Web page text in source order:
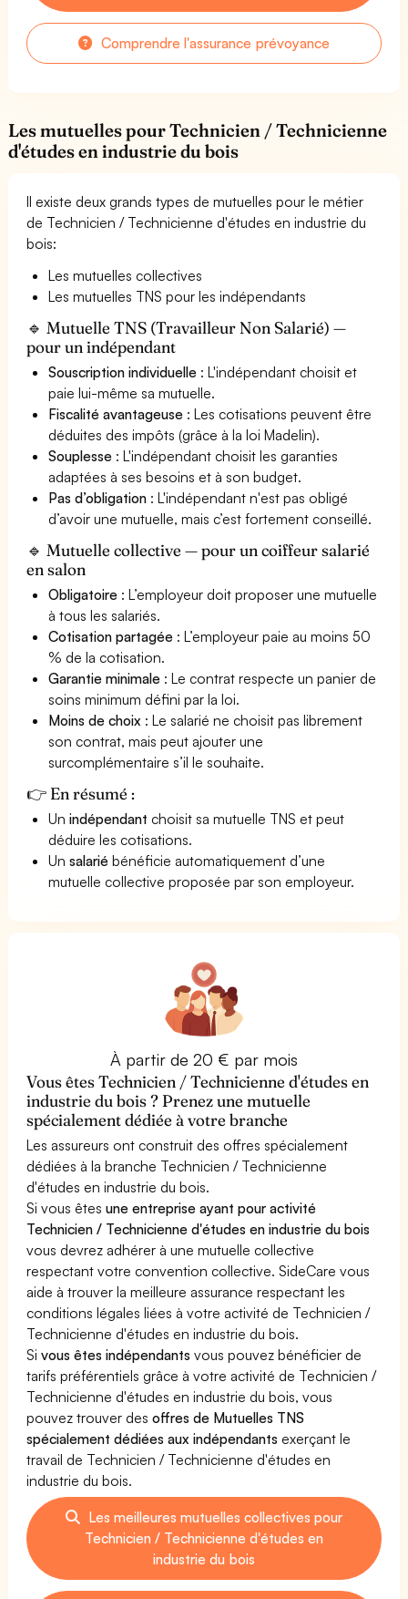
Comprendre l'assurance prévoyance
Les mutuelles pour Technicien / Technicienne
d'études en industrie du bois
Il existe deux grands types de mutuelles pour le métier
de Technicien / Technicienne d'études en industrie du
bois:
Les mutuelles collectives
Les mutuelles TNS pour les indépendants
🔹 Mutuelle TNS (Travailleur Non Salarié) —
pour un indépendant
Souscription individuelle : L'indépendant choisit et
paie lui-même sa mutuelle.
Fiscalité avantageuse : Les cotisations peuvent être
déduites des impôts (grâce à la loi Madelin).
Souplesse : L'indépendant choisit les garanties
adaptées à ses besoins et à son budget.
Pas d’obligation : L'indépendant n'est pas obligé
d’avoir une mutuelle, mais c’est fortement conseillé.
🔹 Mutuelle collective — pour un coiffeur salarié
en salon
Obligatoire : L’employeur doit proposer une mutuelle
à tous les salariés.
Cotisation partagée : L’employeur paie au moins 50
% de la cotisation.
Garantie minimale : Le contrat respecte un panier de
soins minimum défini par la loi.
Moins de choix : Le salarié ne choisit pas librement
son contrat, mais peut ajouter une
surcomplémentaire s’il le souhaite.
👉 En résumé :
Unindépendant choisit sa mutuelle TNS et peut
déduire les cotisations.
Unsalarié bénéficie automatiquement d’une
mutuelle collective proposée par son employeur.
À partir de 20 € par mois
Vous êtes Technicien / Technicienne d'études en
industrie du bois ? Prenez une mutuelle
spécialement dédiée à votre branche
Les assureurs ont construit des offres spécialement
dédiées à la branche Technicien / Technicienne
d'études en industrie du bois.
Si vous êtesune entreprise ayant pour activité
Technicien / Technicienne d'études en industrie du bois
vous devrez adhérer à une mutuelle collective
respectant votre convention collective. SideCare vous
aide à trouver la meilleure assurance respectant les
conditions légales liées à votre activité de Technicien /
Technicienne d'études en industrie du bois.
Sivous êtes indépendants vous pouvez bénéficier de
tarifs préférentiels grâce à votre activité de Technicien /
Technicienne d'études en industrie du bois, vous
pouvez trouver desoffres de Mutuelles TNS
spécialement dédiées aux indépendants exerçant le
travail de Technicien / Technicienne d'études en
industrie du bois.
Les meilleures mutuelles collectives pour
Technicien / Technicienne d'études en
industrie du bois